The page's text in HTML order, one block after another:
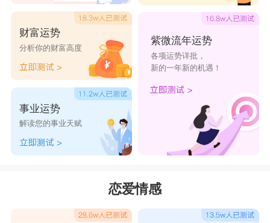
财富运势
分析你的财富高度
事业运势
解读您的事业天赋
紫微流年运势
各项运势详批，
新的一年新的机遇！
恋爱情感